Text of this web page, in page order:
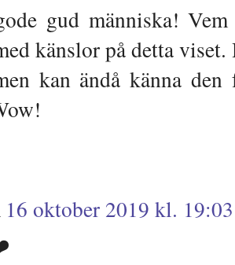
gud människa!
känslor på detta
kan ändå känna
16 oktober 2019 kl. 19:03